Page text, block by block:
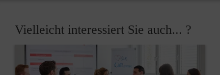
Vielleicht interessiert Sie auch... ?